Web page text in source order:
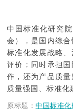
中国标准化研究
会），是国内综
标准化发展战略
评价；同时承担
作，还为产品质
质量强国、标准化
原标题 ：中国标准